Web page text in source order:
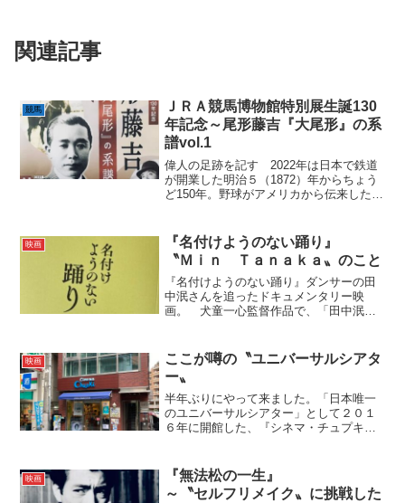
関連記事
競馬
ＪＲＡ競馬博物館特別展生誕130
年記念～尾形藤吉『大尾形』の系
譜vol.1
偉人の足跡を記す 2022年は日本で鉄道
が開業した明治５（1872）年からちょう
ど150年。野球がアメリカから伝来したの
りの真っただ中にあった明治25（1892）
年に...
映画
『名付けようのない踊り』
〝Ｍｉｎ Ｔａｎａｋａ〟のこと
『名付けようのない踊り』ダンサーの田
中泯さんを追ったドキュメンタリー映
画。 犬童一心監督作品で、「田中泯の
ん。 〝田中泯〟を知ったのは、山田洋
次監督作品『たそがれ清兵衛』で...
映画
ここが噂の〝ユニバーサルシアタ
ー〟
半年ぶりにやって来ました。「日本唯一
のユニバーサルシアター」として２０１
６年に開館した、『シネマ・チュプキ・
める映画館」を指すのだそうで、館内完
全バリアフリーはもちろん...
映画
『無法松の一生』
～〝セルフリメイク〟に挑戦した